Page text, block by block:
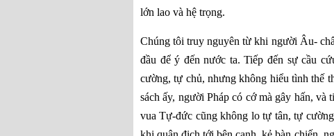
lớn lao và hệ trọng.
Chúng tôi truy nguyên từ khi người Âu-
đầu để ý đến nước ta. Tiếp đến sự cầu
cường, tự chủ, nhưng không hiểu tình thế
sách ấy, người Pháp có cớ mà gây hấn,
vua Tự-đức cũng không lo tự tân, tự